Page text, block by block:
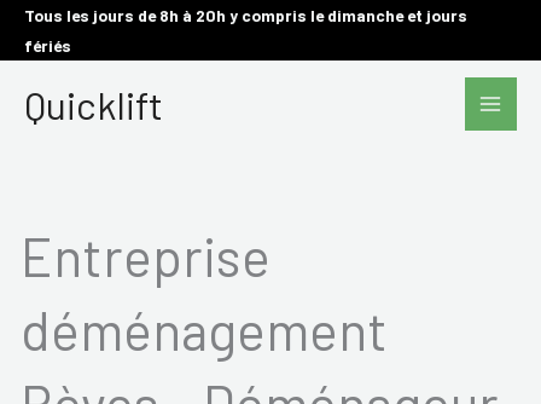
AllerTous les jours de 8h à 20h y compris le dimanche et jours
fériés
Quicklift
Main
Entreprise
déménagement